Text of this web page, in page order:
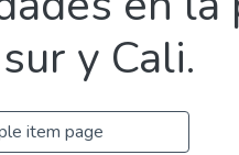
y Cali.
item page